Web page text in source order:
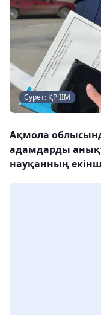
Сурет: ҚР ІІМ
Ақмола
адамдарды
науқанның